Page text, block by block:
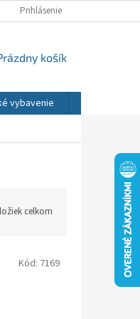
ÚDAJOV REKLAMÁCIE
Prihlásenie
košík
vybavenie
celkom
Kód: 7169